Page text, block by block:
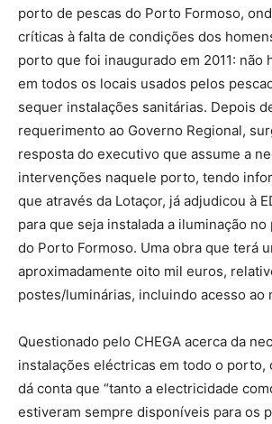
porto de pescas do Porto Formoso,
críticas à falta de condições dos
porto que foi inaugurado em 2011: não
em todos os locais usados pelos
sequer instalações sanitárias. Depois
requerimento ao Governo Regional,
resposta do executivo que assume a
intervenções naquele porto, tendo
que através da Lotaçor, já adjudicou à
para que seja instalada a iluminação
do Porto Formoso. Uma obra que terá
aproximadamente oito mil euros,
postes/luminárias, incluindo acesso ao
Questionado pelo CHEGA acerca da
instalações eléctricas em todo o porto,
dá conta que “tanto a electricidade
estiveram sempre disponíveis para os